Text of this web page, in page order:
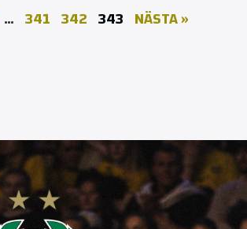
… 341 342 343 NÄSTA »